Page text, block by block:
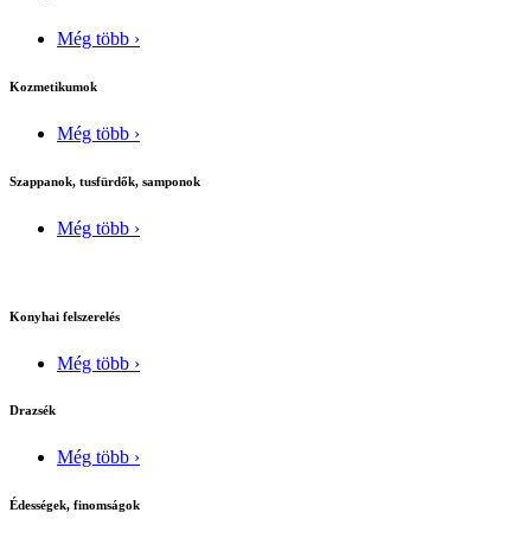
Még több ›
Kozmetikumok
Még több ›
Szappanok, tusfürdők, samponok
Még több ›
Konyhai felszerelés
Még több ›
Drazsék
Még több ›
Édességek, finomságok